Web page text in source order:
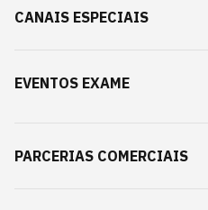
CANAIS ESPECIAIS
EVENTOS EXAME
PARCERIAS COMERCIAIS